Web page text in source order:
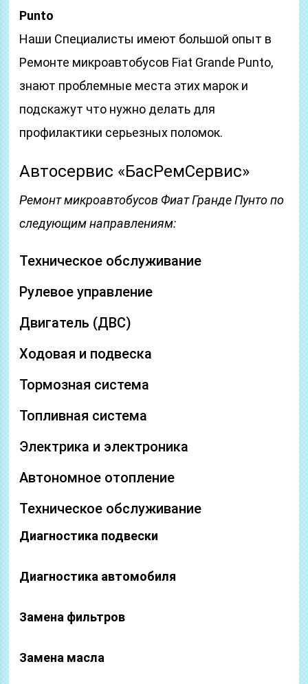
Punto
Наши Специалисты имеют большой опыт в
Ремонте микроавтобусов Fiat Grande Punto,
знают проблемные места этих марок и
подскажут что нужно делать для
профилактики серьезных поломок.
Автосервис «БасРемСервис»
Ремонт микроавтобусов Фиат Гранде Пунто по
следующим направлениям:
Техническое обслуживание
Рулевое управление
Двигатель (ДВС)
Ходовая и подвеска
Тормозная система
Топливная система
Электрика и электроника
Автономное отопление
Техническое обслуживание
Диагностика подвески
Диагностика автомобиля
Замена фильтров
Замена масла